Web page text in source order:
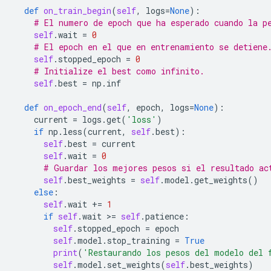
def on_train_begin(self, logs=None):
# El numero de epoch que ha esperado cuando la
self.wait = 0
# El epoch en el que en entrenamiento se
self. stopped_epoch = 0
# Initialize el best como infinito.
self.best = np . inf
def on_epoch_end(self, epoch, logs=None):
current = logs .get( 'loss' )
if np . less(current, self.best):
self.best = current
self.wait = 0
# Guardar los mejores pesos si el resultado
self.best_weights = self.model .get_weights()
else :
self.wait += 1
if self.wait >= self.patience :
self. stopped_epoch = epoch
self.model . stop_training = True
print( 'Restaurando los pesos del modelo
self.model . set_weights(self.best_weights)